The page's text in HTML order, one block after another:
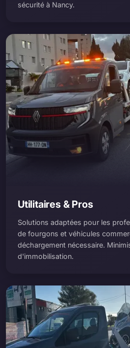
sécurité à Nancy.
Utilitaires & Pros
Solutions adaptées pour les
de fourgons et véhicules
déchargement nécessaire.
d'immobilisation.